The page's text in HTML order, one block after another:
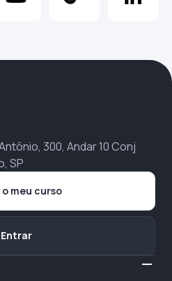
300, Andar 10 Conj
SP
meu curso
Entrar